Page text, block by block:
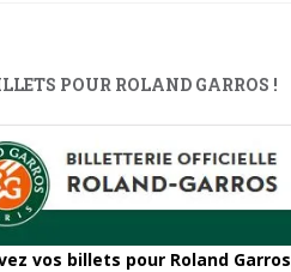
POUR ROLAND GARROS !
vos billets pour Roland Garros